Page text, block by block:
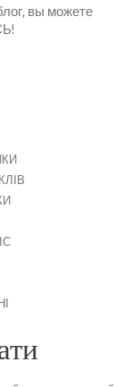
вы можете
!